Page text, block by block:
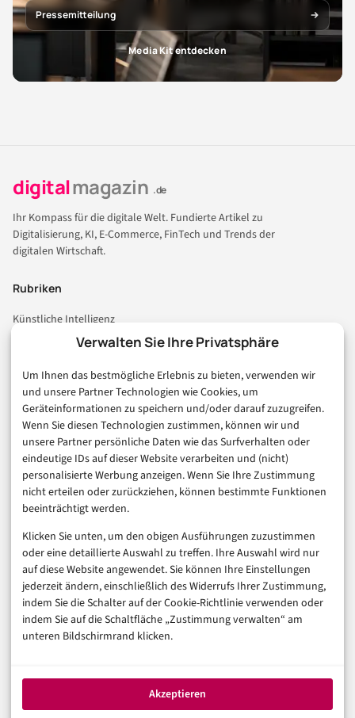
Verwalten Sie Ihre Privatsphäre
Um Ihnen das bestmögliche Erlebnis zu bieten, verwenden wir
und unsere Partner Technologien wie Cookies, um
Geräteinformationen zu speichern und/oder darauf zuzugreifen.
Wenn Sie diesen Technologien zustimmen, können wir und
unsere Partner persönliche Daten wie das Surfverhalten oder
eindeutige IDs auf dieser Website verarbeiten und (nicht)
personalisierte Werbung anzeigen. Wenn Sie Ihre Zustimmung
nicht erteilen oder zurückziehen, können bestimmte Funktionen
beeinträchtigt werden.
Klicken Sie unten, um den obigen Ausführungen zuzustimmen
oder eine detaillierte Auswahl zu treffen. Ihre Auswahl wird nur
auf diese Website angewendet. Sie können Ihre Einstellungen
jederzeit ändern, einschließlich des Widerrufs Ihrer Zustimmung,
indem Sie die Schalter auf der Cookie-Richtlinie verwenden oder
indem Sie auf die Schaltfläche „Zustimmung verwalten“ am
unteren Bildschirmrand klicken.
Akzeptieren
Pressemitteilung
Media Kit entdecken
digitalmagazin .de
Ihr Kompass für die digitale Welt. Fundierte Artikel zu
Digitalisierung, KI, E-Commerce, FinTech und Trends der
digitalen Wirtschaft.
Rubriken
Künstliche Intelligenz
Technologie & IT
Consumer & Digital Life
Marketing
Finanzen & FinTech
Business & Karriere
Sicherheit & Recht
Digitalisierung
Marketing
Magazin
Unsere Redaktion
Werbeformate & Media Kit
Rechtliches
Datenschutzerklärung (EU)
Cookie-Richtlinie (EU)